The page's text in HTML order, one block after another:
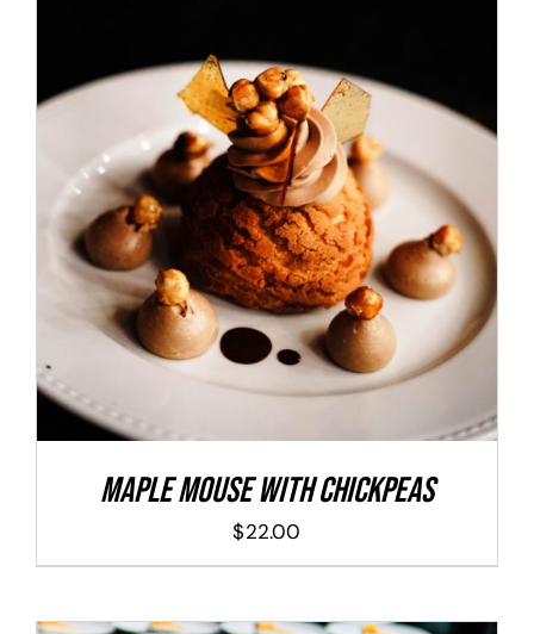
ADD TO CART / DETALLES
Maple Mouse With Chickpeas
$22.00